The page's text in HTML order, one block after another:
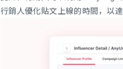
行銷人優化貼文上線的時間，以